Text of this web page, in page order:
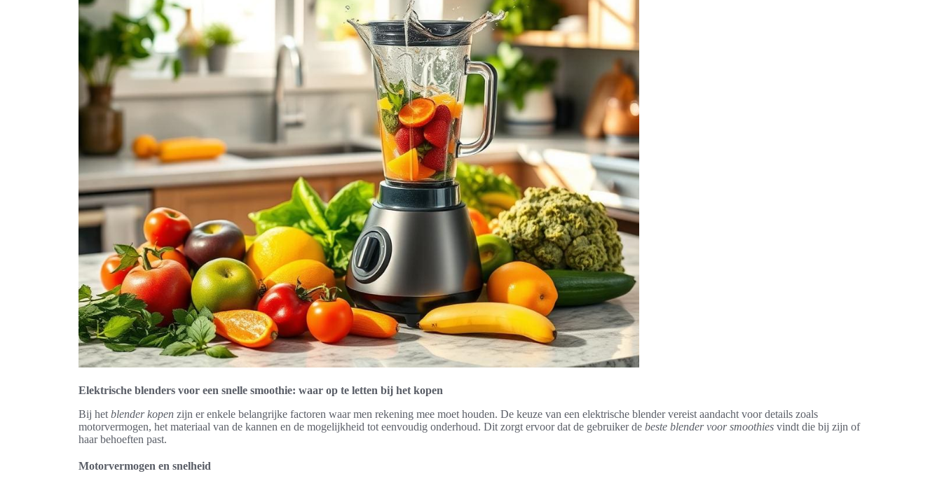
Elektrische blenders voor een snelle smoothie: waar op te letten bij het kopen
Bij het blender kopen zijn er enkele belangrijke factoren waar men rekening mee moet houden. De keuze van een elektrische blender vereist aandacht voor details zoals
motorvermogen, het materiaal van de kannen en de mogelijkheid tot eenvoudig onderhoud. Dit zorgt ervoor dat de gebruiker de beste blender voor smoothies vindt die bij zijn of
haar behoeften past.
Motorvermogen en snelheid